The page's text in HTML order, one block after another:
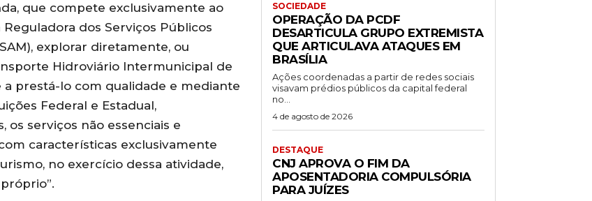
que compete exclusivamente ao
dos Serviços Públicos
explorar diretamente, ou
Hidroviário lntermunicipal de
a prestá-lo com qualidade e mediante
Federal e Estadual,
os serviços não essenciais e
características exclusivamente
no exercício dessa atividade,
SOCIEDADE
OPERAÇÃO DA PCDF
DESARTICULA GRUPO EXTREMISTA
QUE ARTICULAVA ATAQUES EM
BRASÍLIA
Ações coordenadas a partir de redes sociais
visavam prédios públicos da capital federal
no...
4 de agosto de 2026
DESTAQUE
CNJ APROVA O FIM DA
APOSENTADORIA COMPULSÓRIA
PARA JUÍZES